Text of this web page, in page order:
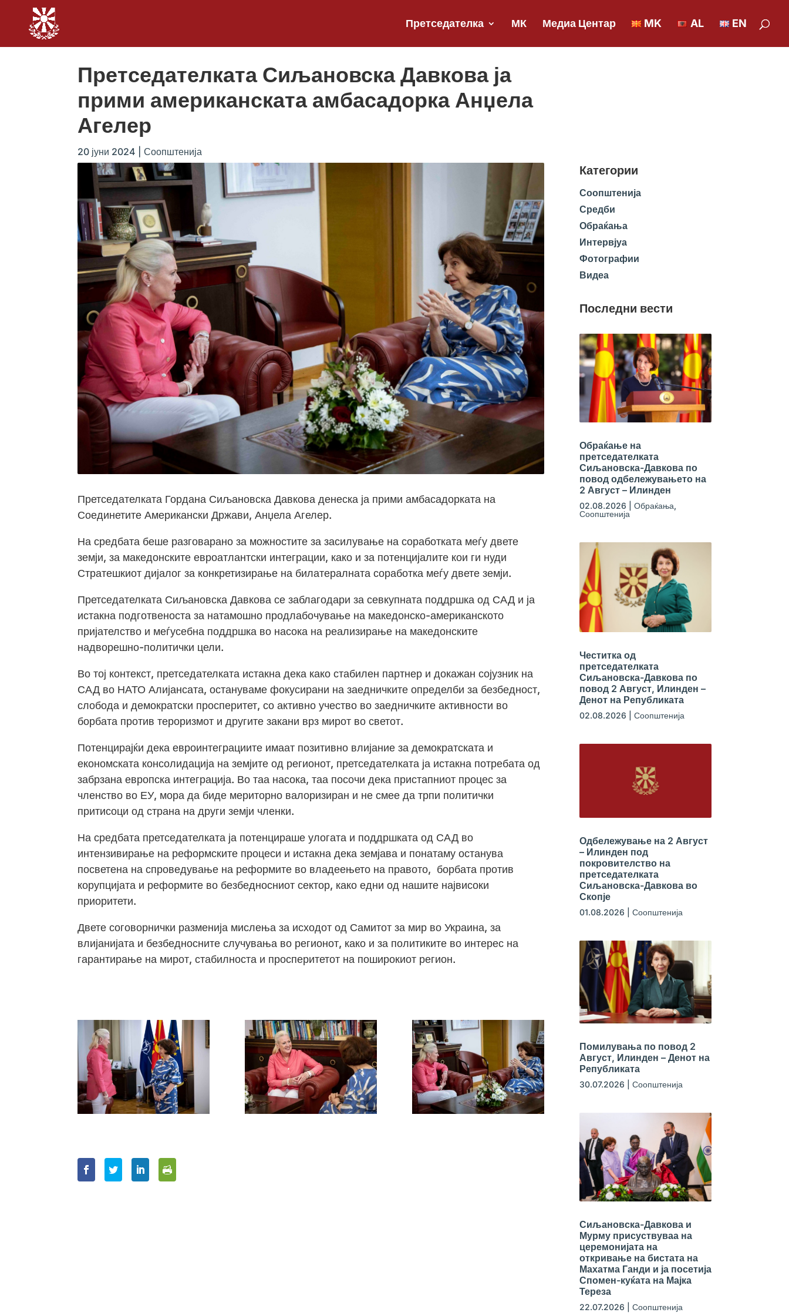
Претседателка МК Медиа Центар MK AL EN
Претседателката Сиљановска Давкова ја
прими американската амбасадорка Анџела
Агелер
20 јуни 2024 Соопштенија
Претседателката Гордана Сиљановска Давкова денеска ја прими амбасадорката на
Соединетите Американски Држави, Анџела Агелер.
На средбата беше разговарано за можностите за засилување на соработката меѓу двете
земји, за македонските евроатлантски интеграции, како и за потенцијалите кои ги нуди
Стратешкиот дијалог за конкретизирање на билатералната соработка меѓу двете земји.
Претседателката Сиљановска Давкова се заблагодари за севкупната поддршка од САД и ја
истакна подготвеноста за натамошно продлабочување на македонско-американското
пријателство и меѓусебна поддршка во насока на реализирање на македонските
надворешно-политички цели.
Во тој контекст, претседателката истакна дека како стабилен партнер и докажан сојузник на
САД во НАТО Алијансата, остануваме фокусирани на заедничките определби за безбедност,
слобода и демократски просперитет, со активно учество во заедничките активности во
борбата против тероризмот и другите закани врз мирот во светот.
Потенцирајќи дека евроинтеграциите имаат позитивно влијание за демократската и
економската консолидација на земјите од регионот, претседателката ја истакна потребата од
забрзана европска интеграција. Во таа насока, таа посочи дека пристапниот процес за
членство во ЕУ, мора да биде мериторно валоризиран и не смее да трпи политички
притисоци од страна на други земји членки.
На средбата претседателката ја потенцираше улогата и поддршката од САД во
интензивирање на реформските процеси и истакна дека земјава и понатаму останува
посветена на спроведување на реформите во владеењето на правото, борбата против
корупцијата и реформите во безбедносниот сектор, како едни од нашите највисоки
приоритети.
Двете соговорнички разменија мислења за исходот од Самитот за мир во Украина, за
влијанијата и безбедносните случувања во регионот, како и за политиките во интерес на
гарантирање на мирот, стабилноста и просперитетот на поширокиот регион.
Категории
Соопштенија
Средби
Обраќања
Интервјуа
Фотографии
Видеа
Последни вести
Обраќање на
претседателката
Сиљановска-Давкова по
повод одбележувањето на
2 Август – Илинден
02.08.2026 Обраќања,
Соопштенија
Честитка од
претседателката
Сиљановска-Давкова по
повод 2 Август, Илинден –
Денот на Републиката
02.08.2026 Соопштенија
Одбележување на 2 Август
– Илинден под
покровителство на
претседателката
Сиљановска-Давкова во
Скопје
01.08.2026 Соопштенија
Помилувања по повод 2
Август, Илинден – Денот на
Републиката
30.07.2026 Соопштенија
Сиљановска-Давкова и
Мурму присуствуваа на
церемонијата на
откривање на бистата на
Махатма Ганди и ја посетија
Спомен-куќата на Мајка
Тереза
22.07.2026 Соопштенија